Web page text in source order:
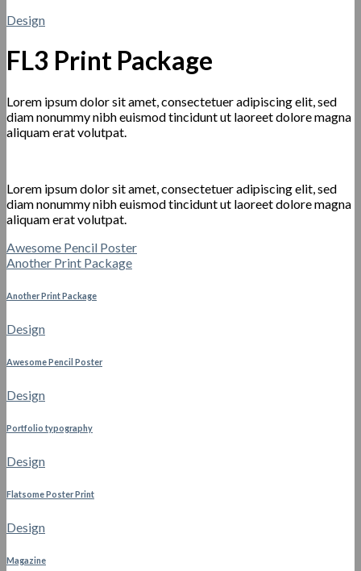
Design
FL3 Print Package
Lorem ipsum dolor sit amet, consectetuer adipiscing elit, sed
diam nonummy nibh euismod tincidunt ut laoreet dolore magna
aliquam erat volutpat.
Lorem ipsum dolor sit amet, consectetuer adipiscing elit, sed
diam nonummy nibh euismod tincidunt ut laoreet dolore magna
aliquam erat volutpat.
Awesome Pencil Poster
Another Print Package
Another Print Package
Design
Awesome Pencil Poster
Design
Portfolio typography
Design
Flatsome Poster Print
Design
Magazine